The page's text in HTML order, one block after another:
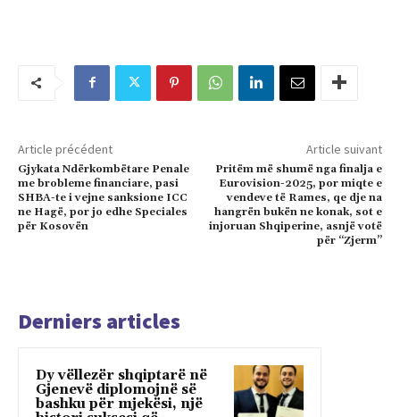
Article précédent
Gjykata Ndërkombëtare Penale
me brobleme financiare, pasi
SHBA-te i vejne sanksione ICC
ne Hagë, por jo edhe Speciales
për Kosovën
Article suivant
Pritëm më shumë nga finalja e
Eurovision-2025, por miqte e
vendeve të Rames, qe dje na
hangrën bukën ne konak, sot e
injoruan Shqiperine, asnjë votë
për “Zjerm”
Derniers articles
Dy vëllezër shqiptarë në
Gjenevë diplomojnë së
bashku për mjekësi, një